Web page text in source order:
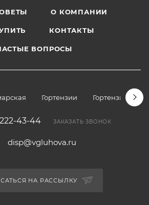
О КОМПАНИИ
КОНТАКТЫ
ВОПРОСЫ
Гортензии Гортензии
43-44 ЗАКАЗАТЬ ЗВОНОК
disp@vgluhova.ru
НА РАССЫЛКУ